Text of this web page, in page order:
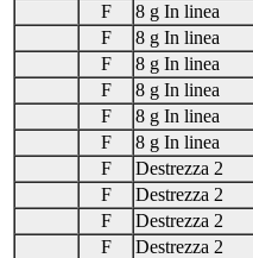
F
8 g In linea
F
8 g In linea
F
8 g In linea
F
8 g In linea
F
8 g In linea
F
8 g In linea
F
Destrezza 2
F
Destrezza 2
F
Destrezza 2
F
Destrezza 2